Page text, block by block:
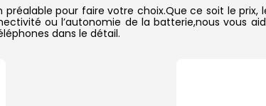
préalable pour faire votre choix.Que ce soit le
ou l’autonomie de la batterie,nous vous
dans le détail.